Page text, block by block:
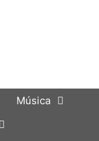
Música